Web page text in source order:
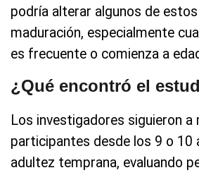
podría alterar algunos de
maduración, especialmente
es frecuente o comienza a
¿Qué encontró el
Los investigadores siguieron a
participantes desde los 9 o 10
adultez temprana, evaluando